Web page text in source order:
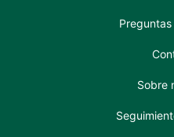
Sobre